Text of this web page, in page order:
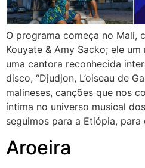
O programa começa no Mali,
Kouyate & Amy Sacko; ele um
uma cantora reconhecida
disco, “Djudjon, L’oiseau de
malineses, canções que nos
íntima no universo musical
seguimos para a Etiópia,
Aroeira